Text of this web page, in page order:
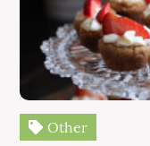
Other